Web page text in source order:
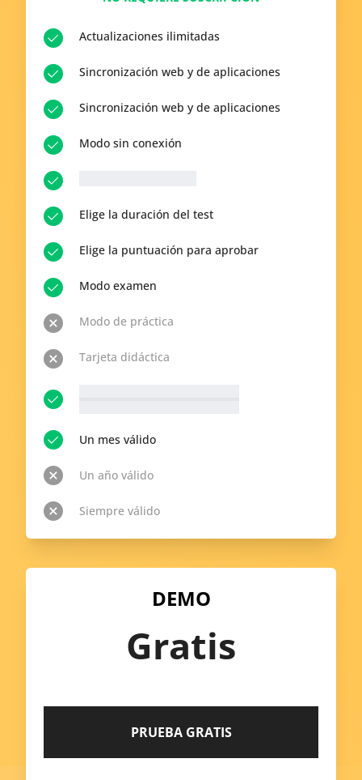
DEMO
Gratis
PRUEBA GRATIS
Actualizaciones ilimitadas
Sincronización web y de aplicaciones
Sincronización web y de aplicaciones
Modo sin conexión
Elige la duración del test
Elige la puntuación para aprobar
Modo examen
Modo de práctica
Tarjeta didáctica
Un mes válido
Un año válido
Siempre válido